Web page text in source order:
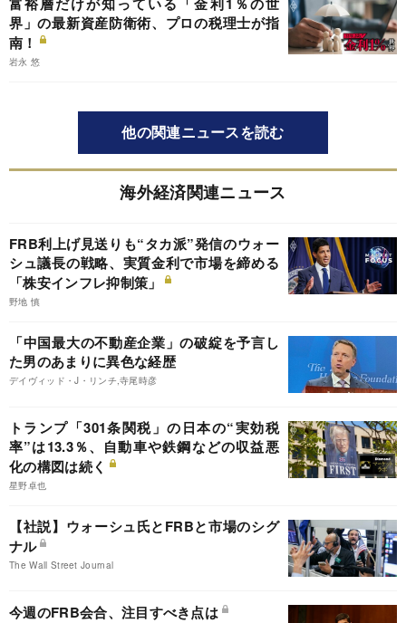
界」の最新資産防衛術、プロの税理士が指
南！
岩永 悠
他の関連ニュースを読む
海外経済関連ニュース
FRB利上げ見送りも“タカ派”発信のウォー
シュ議長の戦略、実質金利で市場を締める
「株安インフレ抑制策」
野地 慎
「中国最大の不動産企業」の破綻を予言し
た男のあまりに異色な経歴
デイヴィッド・J・リンチ,寺尾時彦
トランプ「301条関税」の日本の“実効税
率”は13.3％、自動車や鉄鋼などの収益悪
化の構図は続く
星野卓也
【社説】ウォーシュ氏とFRBと市場のシグ
ナル
The Wall Street Journal
今週のFRB会合、注目すべき点は